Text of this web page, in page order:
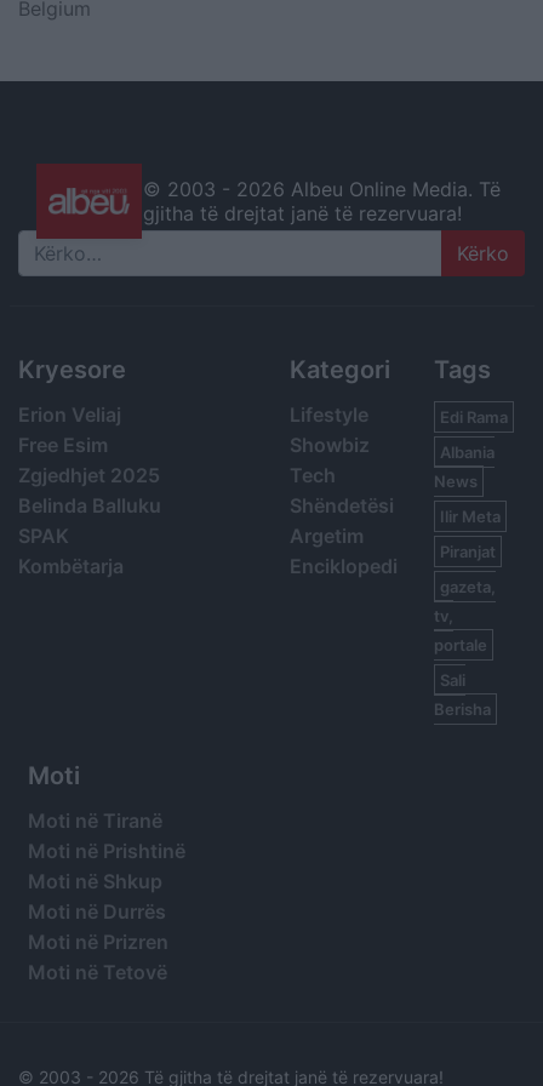
Belgium
© 2003 - 2026 Albeu Online Media. Të
gjitha të drejtat janë të rezervuara!
Search
Kryesore
Erion Veliaj
Free Esim
Zgjedhjet 2025
Belinda Balluku
SPAK
Kombëtarja
Kategori
Lifestyle
Showbiz
Tech
Shëndetësi
Argetim
Enciklopedi
Tags
Edi Rama
Albania
News
Ilir Meta
Piranjat
gazeta,
tv,
portale
Sali
Berisha
Moti
Moti në Tiranë
Moti në Prishtinë
Moti në Shkup
Moti në Durrës
Moti në Prizren
Moti në Tetovë
© 2003 - 2026 Të gjitha të drejtat janë të rezervuara!